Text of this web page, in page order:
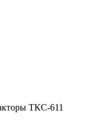
ТКС-611